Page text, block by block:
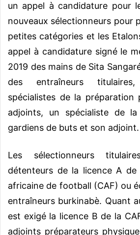
un appel à candidature pour
nouveaux sélectionneurs pour
petites catégories et les
appel à candidature signé le
2019 des mains de Sita
des entraîneurs
spécialistes de la préparation
adjoints, un spécialiste de
gardiens de buts et son adjoint.
Les sélectionneurs
détenteurs de la licence A de
africaine de football (CAF) ou
entraîneurs burkinabè. Quant
est exigé la licence B de la
adjoints préparateurs